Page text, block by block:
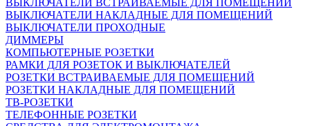
ВЫКЛЮЧАТЕЛИ ВСТРАИВАЕМЫЕ ДЛЯ ПОМЕЩЕНИЙ
ВЫКЛЮЧАТЕЛИ НАКЛАДНЫЕ ДЛЯ ПОМЕЩЕНИЙ
ВЫКЛЮЧАТЕЛИ ПРОХОДНЫЕ
ДИММЕРЫ
КОМПЬЮТЕРНЫЕ РОЗЕТКИ
РАМКИ ДЛЯ РОЗЕТОК И ВЫКЛЮЧАТЕЛЕЙ
РОЗЕТКИ ВСТРАИВАЕМЫЕ ДЛЯ ПОМЕЩЕНИЙ
РОЗЕТКИ НАКЛАДНЫЕ ДЛЯ ПОМЕЩЕНИЙ
ТВ-РОЗЕТКИ
ТЕЛЕФОННЫЕ РОЗЕТКИ